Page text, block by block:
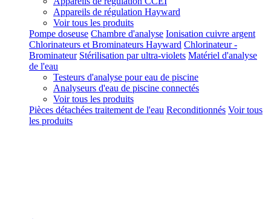
Appareils de régulation Hayward
Voir tous les produits
Pompe doseuse Chambre d'analyse Ionisation cuivre argent
Chlorinateurs et Brominateurs Hayward Chlorinateur -
Brominateur Stérilisation par ultra-violets Matériel d'analyse
de l'eau
Testeurs d'analyse pour eau de piscine
Analyseurs d'eau de piscine connectés
Voir tous les produits
Pièces détachées traitement de l'eau Reconditionnés Voir tous
les produits